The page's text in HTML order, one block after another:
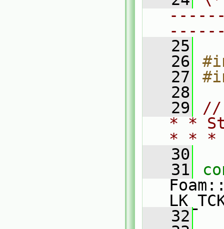
   25
   26
   27
   28
   29
//
* *
* *
   30
   31
   32